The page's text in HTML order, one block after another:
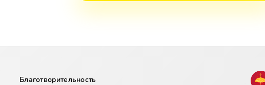
Благотворительность